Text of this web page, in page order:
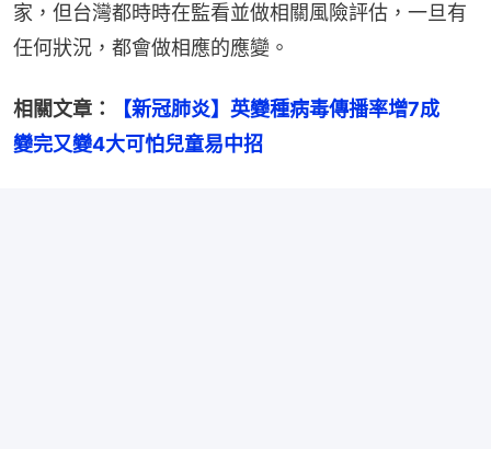
家，但台灣都時時在監看並做相關風險評估，一旦有
任何狀況，都會做相應的應變。
相關文章：
【新冠肺炎】英變種病毒傳播率增7成
變完又變4大可怕兒童易中招